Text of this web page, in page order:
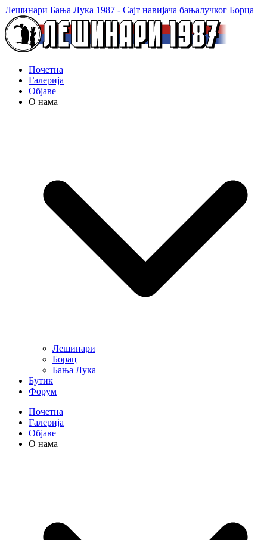
Лешинари Бања Лука 1987 - Сајт навијача бањалучког Борца
Почетна
Галерија
Објаве
О нама
Лешинари
Борац
Бања Лука
Бутик
Форум
Почетна
Галерија
Објаве
О нама